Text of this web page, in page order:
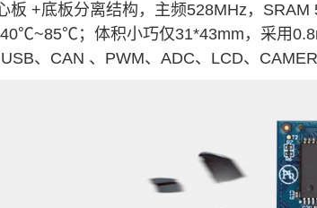
板 +底板分离结构，主频528MHz，
；体积小巧仅31*43mm，采用
、CAN 、PWM、ADC、LCD、